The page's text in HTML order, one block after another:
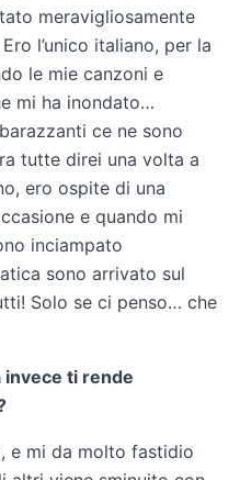
meravigliosamente
l’unico italiano, per la
le mie canzoni e
mi ha inondato…
ce ne sono
tutte direi una volta a
ero ospite di una
e quando mi
inciampato
sono arrivato sul
Solo se ci penso… che
invece ti rende
e mi da molto fastidio